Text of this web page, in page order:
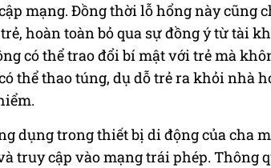
mạng. Đồng thời lỗ hổng này cũng
hoàn toàn bỏ qua sự đồng ý từ tài
có thể trao đổi bí mật với trẻ mà
thể thao túng, dụ dỗ trẻ ra khỏi nhà
dụng trong thiết bị di động của cha
truy cập vào mạng trái phép. Thông